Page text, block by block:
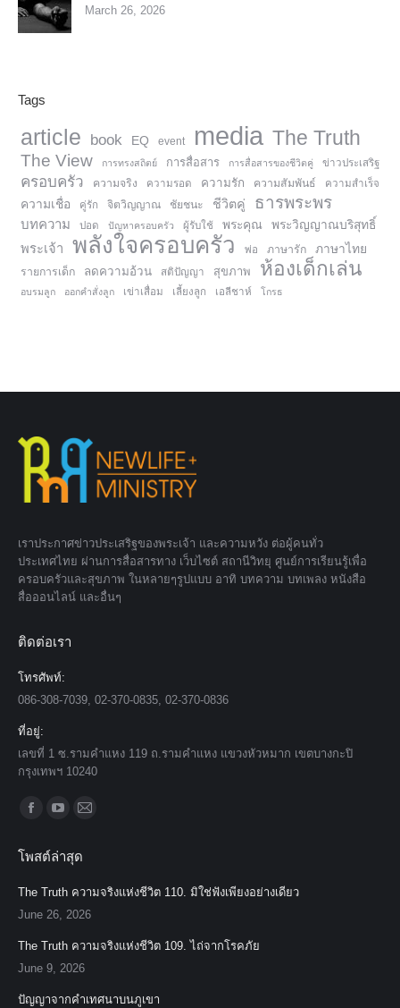
March 26, 2026
Tags
article book EQ event media The Truth
The View การทรงสถิตย์ การสื่อสาร การสื่อสารของชีวิตคู่ ข่าวประเสริฐ
ครอบครัว ความจริง ความรอด ความรัก ความสัมพันธ์ ความสำเร็จ
ความเชื่อ คู่รัก จิตวิญญาณ ชัยชนะ ชีวิตคู่ ธารพระพร
บทความ ปอด ปัญหาครอบครัว ผู้รับใช้ พระคุณ
พระวิญญาณบริสุทธิ์
พระเจ้า
พลังใจครอบครัว พ่อ ภาษารัก ภาษาไทย
รายการเด็ก ลดความอ้วน สติปัญญา สุขภาพ ห้องเด็กเล่น
อบรมลูก ออกคำสั่งลูก เข่าเสื่อม เลี้ยงลูก เอลีชาห์ โกรธ
เราประกาศข่าวประเสริฐของพระเจ้า และความหวัง ต่อผู้คนทั่ว
ประเทศไทย ผ่านการสื่อสารทาง เว็บไซต์ สถานีวิทยุ ศูนย์การเรียนรู้เพื่อ
ครอบครัวและสุขภาพ ในหลายๆรูปแบบ อาทิ บทความ บทเพลง หนังสือ
สื่อออนไลน์ และอื่นๆ
ติดต่อเรา
โทรศัพท์:
086-308-7039, 02-370-0835, 02-370-0836
ที่อยู่:
เลขที่ 1 ซ.รามคำแหง 119 ถ.รามคำแหง แขวงหัวหมาก เขตบางกะปิ
กรุงเทพฯ 10240
Find us on:
opens
in
new
opens
in
new
in
new
โพสต์ล่าสุด
The Truth ความจริงแห่งชีวิต 110. มิใช่ฟังเพียงอย่างเดียว
June 26, 2026
The Truth ความจริงแห่งชีวิต 109. ไถ่จากโรคภัย
June 9, 2026
ปัญญาจากคำเทศนาบนภูเขา